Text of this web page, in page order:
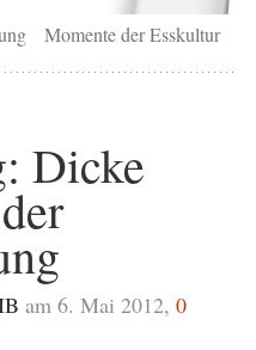
Momente der Esskultur
Dicke
am 6. Mai 2012, 0